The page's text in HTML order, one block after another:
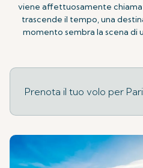
viene affettuosamente
trascende il tempo, una
momento sembra la scena di
Prenota il tuo volo per